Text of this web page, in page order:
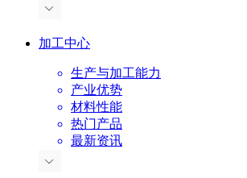
加工中心
生产与加工能力
产业优势
材料性能
热门产品
最新资讯